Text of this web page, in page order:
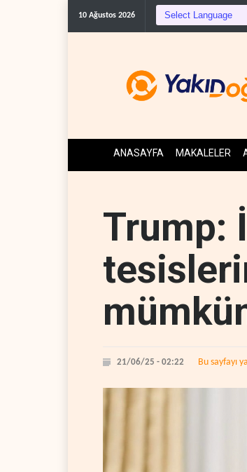
10 Ağustos 2026
ANASAYFA MAKALELER
Trump:
21/06/25 - 02:22 Bu sayfayı